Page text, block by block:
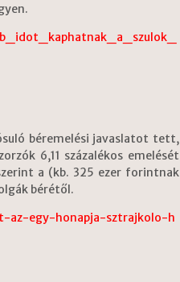
béremelési javaslatot tett,
6,11 százalékos emelését
a (kb. 325 ezer forintnak
bérétől.
az-egy-honapja-sztrajkolo-h